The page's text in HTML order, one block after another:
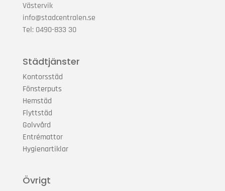
Västervik
info@stadcentralen.se
Tel: 0490-833 30
Städtjänster
Kontorsstäd
Fönsterputs
Hemstäd
Flyttstäd
Golvvård
Entrémattor
Hygienartiklar
Övrigt